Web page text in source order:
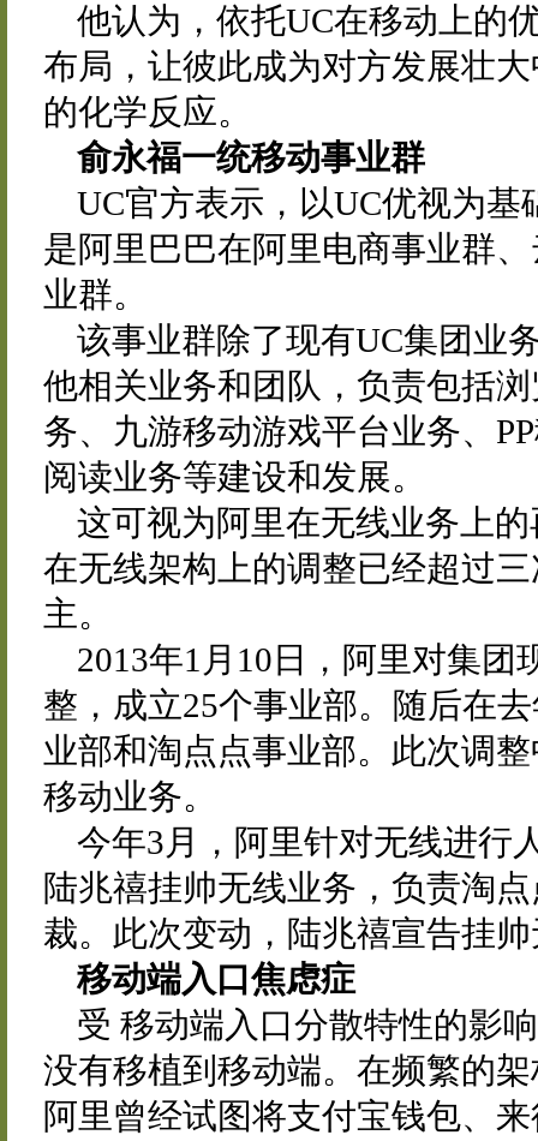
他认为，依托UC在移动上的
布局，让彼此成为对方发展壮
的化学反应。
俞永福一统移动事业群
UC官方表示，以UC优视为
是阿里巴巴在阿里电商事业群
业群。
该事业群除了现有UC集团业
他相关业务和团队，负责包括
务、九游移动游戏平台业务、
阅读业务等建设和发展。
这可视为阿里在无线业务上
在无线架构上的调整已经超过
主。
2013年1月10日，阿里对集
整，成立25个事业部。随后在
业部和淘点点事业部。此次调
移动业务。
今年3月，阿里针对无线进行
陆兆禧挂帅无线业务，负责淘
裁。此次变动，陆兆禧宣告挂
移动端入口焦虑症
受 移动端入口分散特性的影
没有移植到移动端。在频繁的
阿里曾经试图将支付宝钱包、